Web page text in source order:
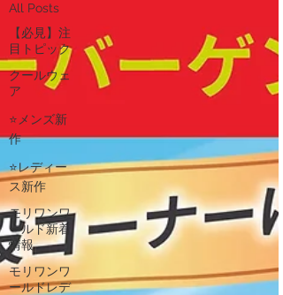
All Posts
【必見】注
目トピック
クールウェ
ア
⭐メンズ新
作
⭐レディー
ス新作
モリワンワ
ールド新着
情報
モリワンワ
ールドレデ